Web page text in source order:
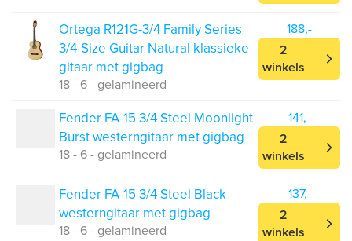
Ortega R121G-3/4 Family Series
3/4-Size Guitar Natural klassieke
gitaar met gigbag
18 - 6 - gelamineerd
188,-
2
winkels
Fender FA-15 3/4 Steel Moonlight
Burst westerngitaar met gigbag
18 - 6 - gelamineerd
141,-
2
winkels
Fender FA-15 3/4 Steel Black
westerngitaar met gigbag
18 - 6 - gelamineerd
137,-
2
winkels